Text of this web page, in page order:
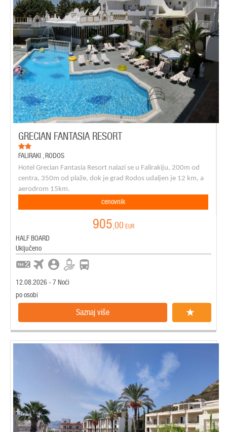
GRECIAN FANTASIA RESORT
FALIRAKI ,RODOS
Hotel Grecian Fantasia Resort nalazi se u Falirakiju, 200m od
centra, 350m od plaže, dok je grad Rodos udaljen je 12 km, a
aerodrom 15km.
cenovnik
905,00 EUR
HALF BOARD
Uključeno
12.08.2026 - 7 Noći
po osobi
Saznaj više